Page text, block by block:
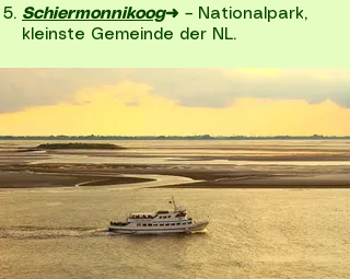
Schiermonnikoog➜ – Nationalpark,
kleinste Gemeinde der NL.